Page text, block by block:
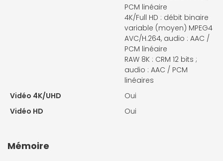
PCM linéaire
4K/Full HD : débit binaire
variable (moyen) MPEG4
AVC/H.264, audio : AAC /
PCM linéaire
RAW 8K : CRM 12 bits ;
audio : AAC / PCM
linéaires
Vidéo 4K/UHD
Oui
Vidéo HD
Oui
Mémoire